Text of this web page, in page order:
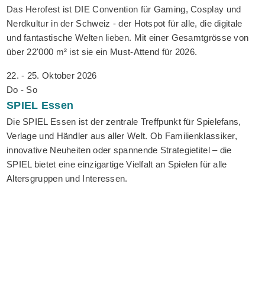
Das Herofest ist DIE Convention für Gaming, Cosplay und
Nerdkultur in der Schweiz - der Hotspot für alle, die digitale
und fantastische Welten lieben. Mit einer Gesamtgrösse von
über 22'000 m² ist sie ein Must-Attend für 2026.
22. - 25. Oktober 2026
Do - So
SPIEL Essen
Die SPIEL Essen ist der zentrale Treffpunkt für Spielefans,
Verlage und Händler aus aller Welt. Ob Familienklassiker,
innovative Neuheiten oder spannende Strategietitel – die
SPIEL bietet eine einzigartige Vielfalt an Spielen für alle
Altersgruppen und Interessen.